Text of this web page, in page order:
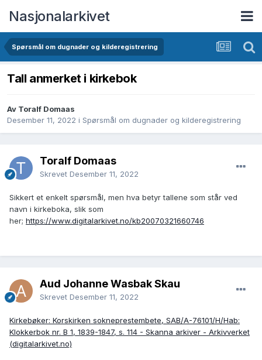
Nasjonalarkivet
Spørsmål om dugnader og kilderegistrering
Tall anmerket i kirkebok
Av Toralf Domaas
Desember 11, 2022 i Spørsmål om dugnader og kilderegistrering
Toralf Domaas
Skrevet Desember 11, 2022
Sikkert et enkelt spørsmål, men hva betyr tallene som står ved
navn i kirkeboka, slik som
her; https://www.digitalarkivet.no/kb20070321660746
Aud Johanne Wasbak Skau
Skrevet Desember 11, 2022
Kirkebøker: Korskirken sokneprestembete, SAB/A-76101/H/Hab:
Klokkerbok nr. B 1, 1839-1847, s. 114 - Skanna arkiver - Arkivverket
(digitalarkivet.no)